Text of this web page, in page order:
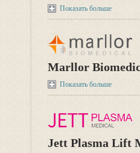
Показать больше
Marllor
Показать больше
Jett Plasma Lift